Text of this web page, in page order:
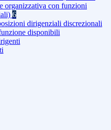
organizzativa con funzioni
6
dirigenziali discrezionali
disponibili